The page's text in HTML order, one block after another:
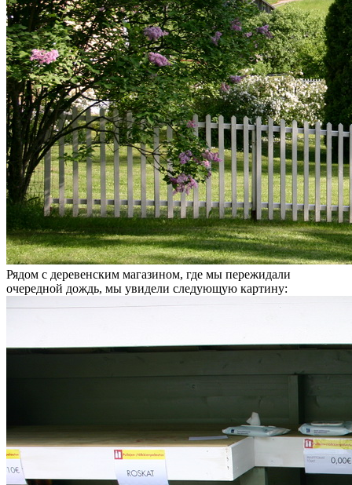
Рядом с деревенским магазином, где мы пережидали
очередной дождь, мы увидели следующую картину: